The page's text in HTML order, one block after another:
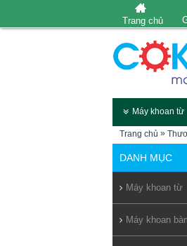
Trang chủ
Máy khoan từ
Trang chủ »
DANH MỤC
Máy khoan từ
Máy khoan